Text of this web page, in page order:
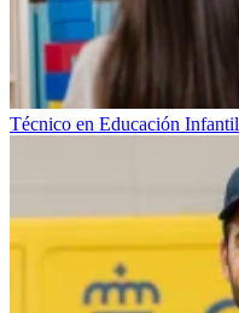
Técnico en Educación Infantil